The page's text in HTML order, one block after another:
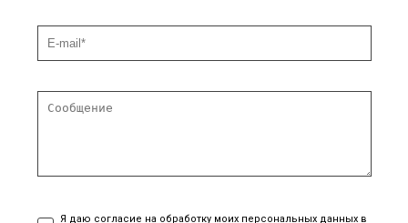
Я даю согласие на обработку моих персональных данных в